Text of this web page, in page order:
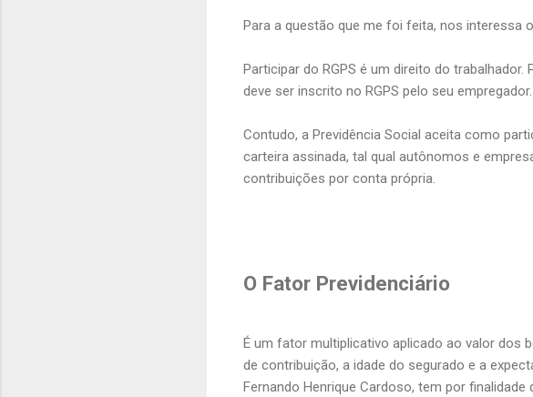
Para a questão que me foi feita, nos interessa o
Participar do RGPS é um direito do
deve ser inscrito no RGPS pelo seu empregador.
Contudo, a Previdência Social aceita como
carteira assinada, tal qual autônomos e
contribuições por conta própria.
O Fator Previdenciário
É um fator multiplicativo aplicado ao valor dos
de contribuição, a idade do segurado e a
Fernando Henrique Cardoso, tem por